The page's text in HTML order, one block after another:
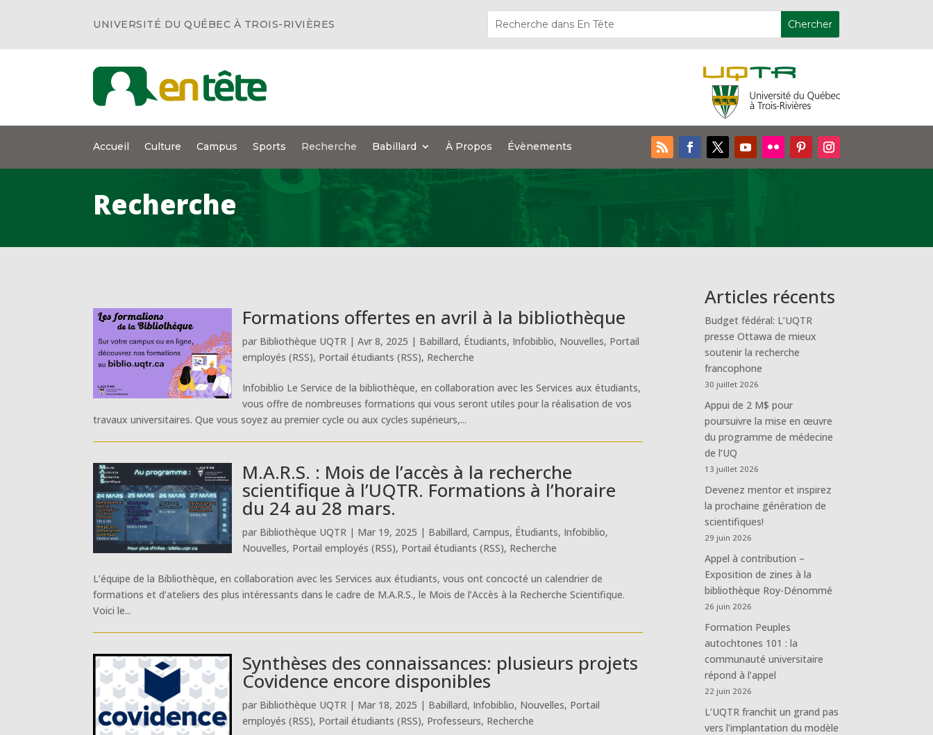
UNIVERSITÉ DU QUÉBEC À TROIS-RIVIÈRES
Accueil Culture Campus Sports Recherche Babillard À Propos Évènements
Recherche
Formations offertes en avril à la bibliothèque
par Bibliothèque UQTR |Avr 8, 2025 | Babillard, Étudiants, Infobiblio, Nouvelles, Portail
employés (RSS), Portail étudiants (RSS), Recherche
Infobiblio Le Service de la bibliothèque, en collaboration avec les Services aux étudiants,
vous offre de nombreuses formations qui vous seront utiles pour la réalisation de vos
travaux universitaires. Que vous soyez au premier cycle ou aux cycles supérieurs,...
M.A.R.S. : Mois de l’accès à la recherche
scientifique à l’UQTR. Formations à l’horaire
du 24 au 28 mars.
par Bibliothèque UQTR | Mar 19, 2025 | Babillard,Campus, Étudiants, Infobiblio,
Nouvelles, Portail employés (RSS), Portail étudiants (RSS), Recherche
L’équipe de la Bibliothèque, en collaboration avec les Services aux étudiants, vous ont concocté un calendrier de
formations et d’ateliers des plus intéressants dans le cadre de M.A.R.S., le Mois de l’Accès à la Recherche Scientifique.
Voici le...
Synthèses des connaissances: plusieurs projets
Covidence encore disponibles
par Bibliothèque UQTR | Mar 18, 2025 | Babillard, Infobiblio, Nouvelles, Portail
employés (RSS), Portail étudiants (RSS), Professeurs, Recherche
Articles récents
Budget fédéral: L’UQTR
presse Ottawa de mieux
soutenir la recherche
francophone
30 juillet 2026
Appui de 2 M$ pour
poursuivre la mise en œuvre
du programme de médecine
de l’UQ
13 juillet 2026
Devenez mentor et inspirez
la prochaine génération de
scientifiques!
29 juin 2026
Appel à contribution –
Exposition de zines à la
bibliothèque Roy-Dénommé
26 juin 2026
Formation Peuples
autochtones 101 : la
communauté universitaire
répond à l’appel
22 juin 2026
L’UQTR franchit un grand pas
vers l’implantation du modèle